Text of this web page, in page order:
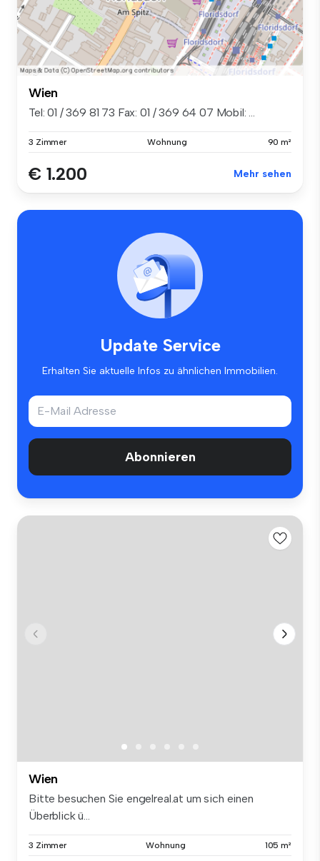
Wien
Tel: 01 / 369 81 73 Fax: 01 / 369 64 07 Mobil: ...
3 Zimmer Wohnung 90 m²
€ 1.200 Mehr sehen
Update Service
Erhalten Sie aktuelle Infos zu ähnlichen Immobilien.
Abonnieren
Wien
Bitte besuchen Sie engelreal.at um sich einen
Überblick ü...
3 Zimmer Wohnung 105 m²